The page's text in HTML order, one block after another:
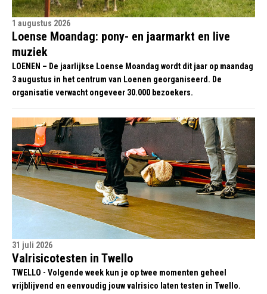
1 augustus 2026
Loense Moandag: pony- en jaarmarkt en live
muziek
LOENEN – De jaarlijkse Loense Moandag wordt dit jaar op maandag
3 augustus in het centrum van Loenen georganiseerd. De
organisatie verwacht ongeveer 30.000 bezoekers.
31 juli 2026
Valrisicotesten in Twello
TWELLO - Volgende week kun je op twee momenten geheel
vrijblijvend en eenvoudig jouw valrisico laten testen in Twello.